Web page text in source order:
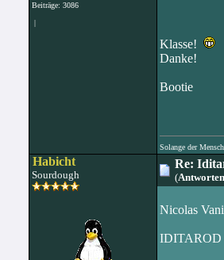
Beiträge: 3086
|
Klasse!
Danke!
Bootie
Solange der
Habicht
Sourdough
Re:
(
Nicolas
IDITAROD